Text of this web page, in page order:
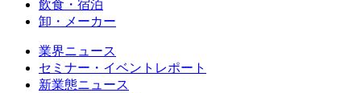
飲食・宿泊
卸・メーカー
業界ニュース
セミナー・イベントレポート
新業態ニュース